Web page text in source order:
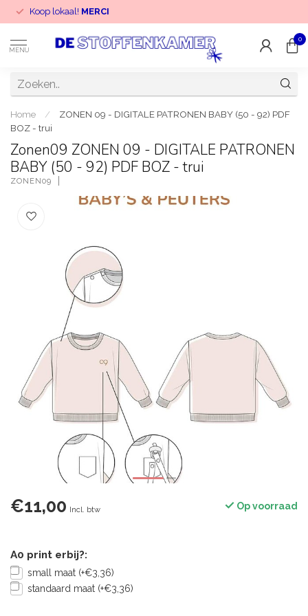
Koop lokaal! MERCI
MENU
0
Home /
ZONEN 09 - DIGITALE PATRONEN BABY (50 - 92) PDF
BOZ - trui
Zonen09 ZONEN 09 - DIGITALE PATRONEN
BABY (50 - 92) PDF BOZ - trui
ZONEN09
€11,00 Incl. btw Op voorraad
A0 print erbij?:
small maat (+€3,36)
standaard maat (+€3,36)